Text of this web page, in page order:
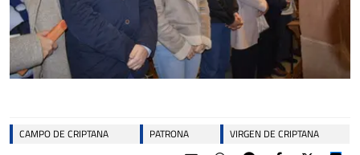
CAMPO DE CRIPTANA PATRONA VIRGEN DE CRIPTANA